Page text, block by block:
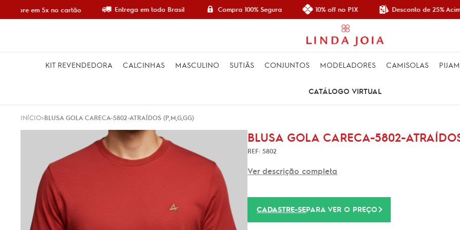
Compre em 5x no cartão Entrega em todo Brasil Compra 100% Segura 10% off no PIX Desconto de 25%
KIT REVENDEDORA CALCINHAS MASCULINO SUTIÃS CONJUNTOS MODELADORES CAMISOLAS
CATÁLOGO VIRTUAL
INÍCIO BLUSA GOLA CARECA-5802-ATRAÍDOS (P,M,G,GG)
BLUSA GOLA CARECA-5802-
REF: 5802
Ver descrição completa
CADASTRE-SEPARA VER O PREÇO